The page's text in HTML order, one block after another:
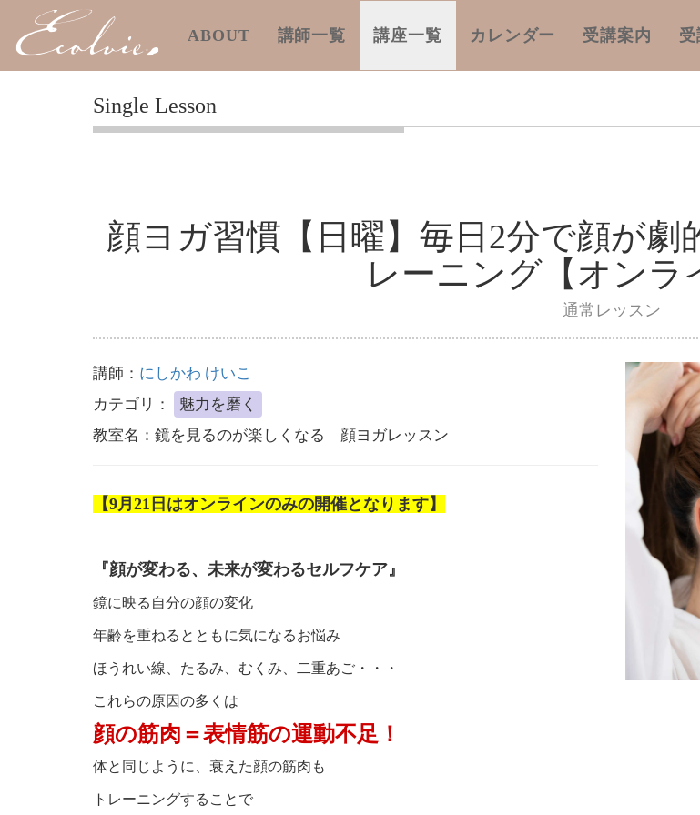
ABOUT 講師一覧 講座一覧 カレンダー 受講案内 受
Single Lesson
顔ヨガ習慣【日曜】毎日2分で顔が劇
レーニング【オンラ
通常レッスン
講師： にしかわ けいこ
カテゴリ：
魅力を磨く
教室名： 鏡を見るのが楽しくなる 顔ヨガレッスン
【9月21日はオンラインのみの開催となります】
『顔が変わる、未来が変わるセルフケア』
鏡に映る自分の顔の変化
年齢を重ねるとともに気になるお悩み
ほうれい線、たるみ、むくみ、二重あご・・・
これらの原因の多くは
顔の筋肉＝表情筋の運動不足！
体と同じように、衰えた顔の筋肉も
トレーニングすることで